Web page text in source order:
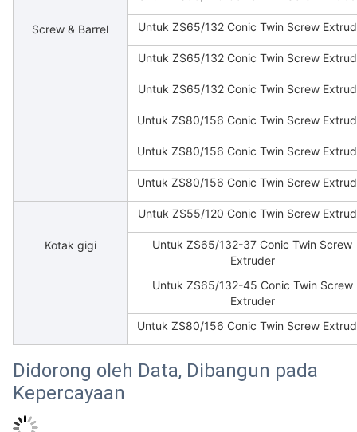
Screw & Barrel Untuk ZS65/132 Conic Twin Screw
Untuk ZS65/132 Conic Twin Screw
Untuk ZS65/132 Conic Twin Screw
Untuk ZS80/156 Conic Twin Screw
Untuk ZS80/156 Conic Twin Screw
Untuk ZS80/156 Conic Twin Screw
Kotak gigi
Untuk ZS55/120 Conic Twin Screw
Untuk ZS65/132-37 Conic Twin Screw
Extruder
Untuk ZS65/132-45 Conic Twin Screw
Extruder
Untuk ZS80/156 Conic Twin Screw
Didorong oleh Data, Dibangun pada
Kepercayaan